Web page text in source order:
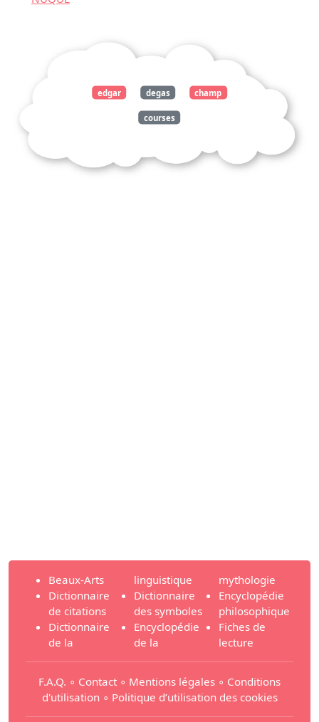
edgar degas champ
courses
Beaux-Arts
Dictionnaire
de citations
Dictionnaire
de la
linguistique
Dictionnaire
des symboles
Encyclopédie
de la
mythologie
Encyclopédie
philosophique
Fiches de
lecture
F.A.Q. ∘ Contact ∘ Mentions légales ∘ Conditions
d'utilisation∘ Politique d’utilisation des cookies